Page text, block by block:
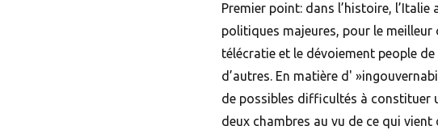
Premier point: dans l’histoire,
politiques majeures, pour le meilleur
télécratie et le dévoiement people
d’autres. En matière d'
de possibles difficultés à constituer
deux chambres au vu de ce qui vient